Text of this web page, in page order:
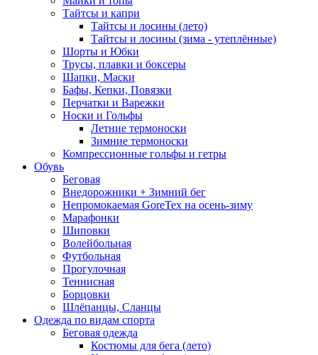
Тайтсы и капри
Тайтсы и лосины (лето)
Тайтсы и лосины (зима - утеплённые)
Шорты и Юбки
Трусы, плавки и боксеры
Шапки, Маски
Бафы, Кепки, Повязки
Перчатки и Варежки
Носки и Гольфы
Летние термоноски
Зимние термоноски
Компрессионные гольфы и гетры
Обувь
Беговая
Внедорожники + Зимний бег
Непромокаемая GoreTex на осень-зиму
Марафонки
Шиповки
Волейбольная
Футбольная
Прогулочная
Теннисная
Борцовки
Шлёпанцы, Сланцы
Одежда по видам спорта
Беговая одежда
Костюмы для бега (лето)